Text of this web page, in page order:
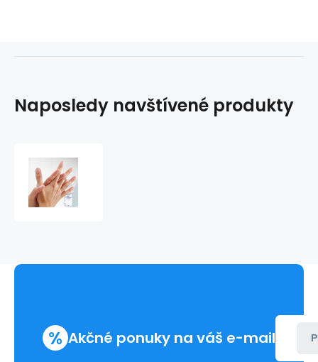
Naposledy navštívené produkty
% Akčné ponuky na váš e-mail